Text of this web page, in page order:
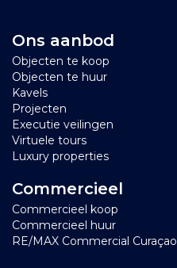
Ons aanbod
Objecten te koop
Objecten te huur
Kavels
Projecten
Executie veilingen
Virtuele tours
Luxury properties
Commercieel
Commercieel koop
Commercieel huur
RE/MAX Commercial Curaçao